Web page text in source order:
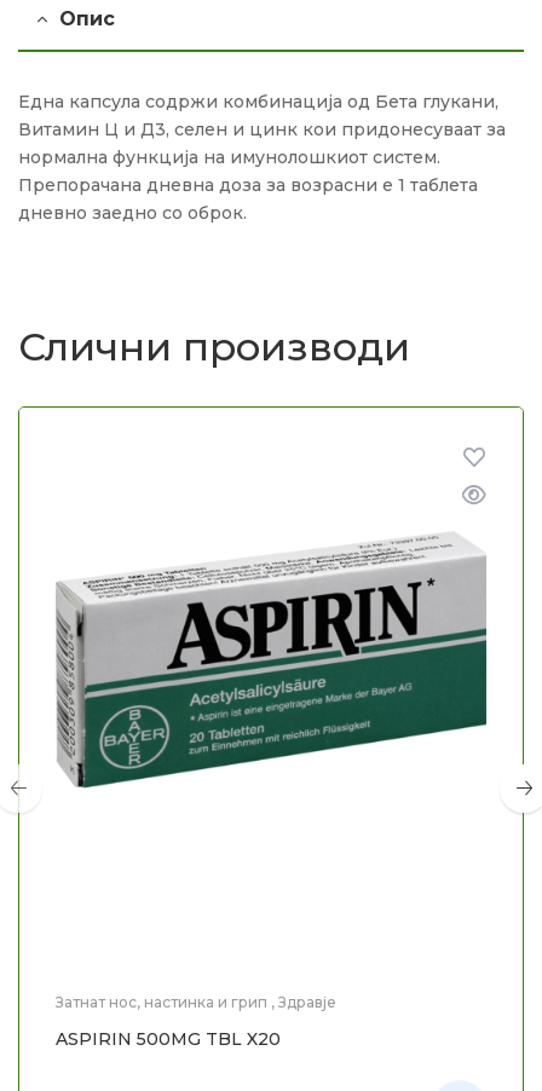
Опис
Една капсула содржи комбинација од Бета глукани,
Витамин Ц и Д3, селен и цинк кои придонесуваат за
нормална функција на имунолошкиот систем.
Препорачана дневна доза за возрасни е 1 таблета
дневно заедно со оброк.
Слични производи
Затнат нос, настинка и грип , Здравје
ASPIRIN 500MG TBL X20